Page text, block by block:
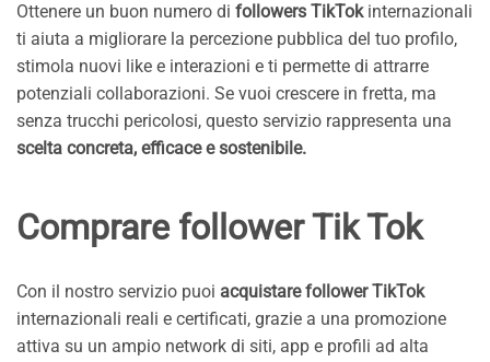
Ottenere un buon numero di followers TikTokinternazionali
ti aiuta a migliorare la percezione pubblica del tuo profilo,
stimola nuovi like e interazioni e ti permette di attrarre
potenziali collaborazioni. Se vuoi crescere in fretta, ma
senza trucchi pericolosi, questo servizio rappresenta una
scelta concreta, efficace e sostenibile.
Comprare follower Tik Tok
Con il nostro servizio puoi acquistare follower TikTok
internazionali reali e certificati, grazie a una promozione
attiva su un ampio network di siti, app e profili ad alta